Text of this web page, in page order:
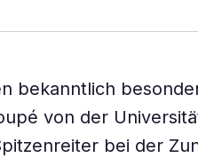
bekanntlich
von der
bei der